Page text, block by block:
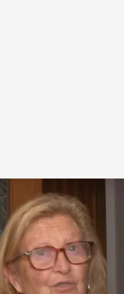
su inquiokupa